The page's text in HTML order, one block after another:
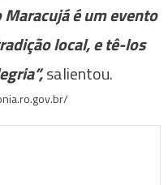
é um evento
local, e tê-los
salientou.